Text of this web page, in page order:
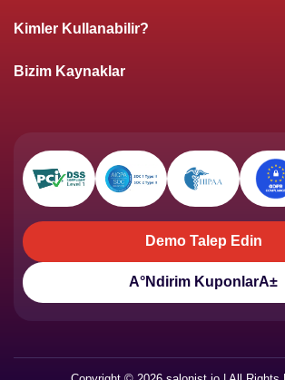
Kimler Kullanabilir?
Bizim Kaynaklar
Demo Talep Edin
Ä°ndirim KuponlarÄ±